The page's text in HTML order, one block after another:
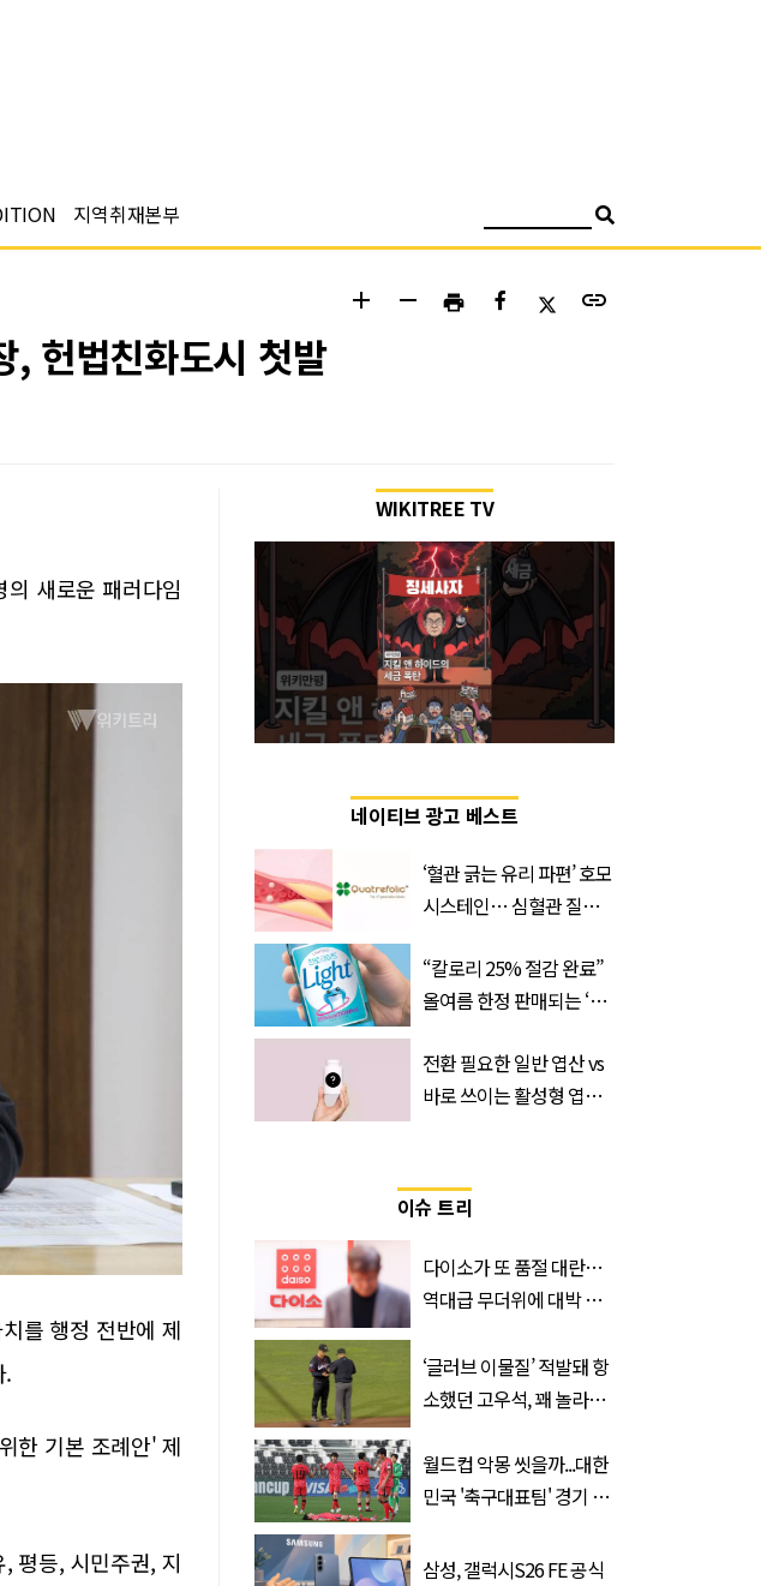
지역취재본부
add remove print link
헌법친화도시 첫발
새로운 패러다임
를 행정 전반에 제
.
한 기본 조례안' 제
평등, 시민주권, 지
WIKITREE TV
네이티브 광고 베스트
‘혈관 긁는 유리 파편’ 호모
시스테인… 심혈관 질환
“칼로리 25% 절감 완료”
올여름 한정 판매되는 ‘최
전환 필요한 일반 엽산 vs
바로 쓰이는 활성형 엽
이슈 트리
다이소가 또 품절 대란…
역대급 무더위에 대박 난
‘글러브 이물질’ 적발돼 항
소했던 고우석, 꽤 놀라운
월드컵 악몽 씻을까...대한
민국 '축구대표팀' 경기 확
삼성, 갤럭시S26 FE 공식